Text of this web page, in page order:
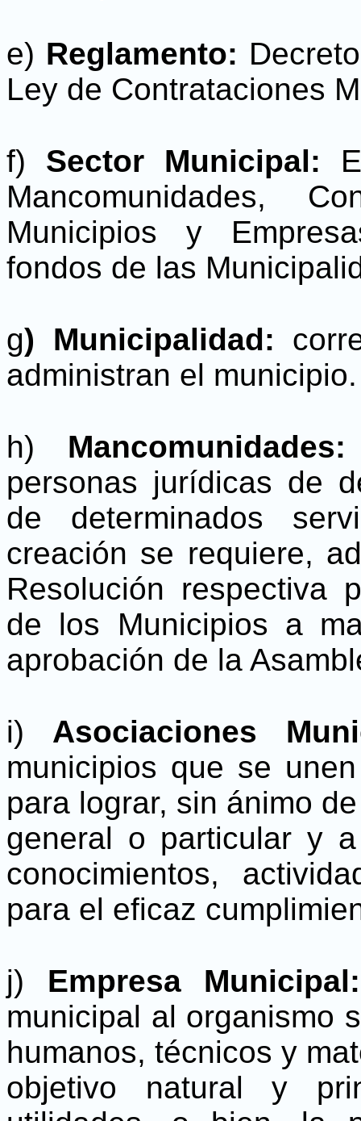
e) Reglamento:
Ley de Contrataciones
f) Sector Municipal:
Mancomunidades,
Municipios y
fondos de las
g) Municipalidad:
administran el municipio.
h)
personas jurídicas de
de determinados
creación se requiere,
Resolución respectiva
de los Municipios a
aprobación de la
i) Asociaciones
municipios que se
para lograr, sin ánimo
general o particular y
conocimientos,
para el eficaz
j) Empresa
municipal al organismo
humanos, técnicos y
objetivo natural y